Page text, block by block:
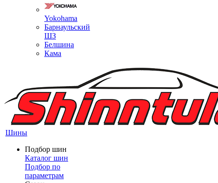
Yokohama
Барнаульский
ШЗ
Белшина
Кама
Шины
Подбор шин
Каталог шин
Подбор по
параметрам